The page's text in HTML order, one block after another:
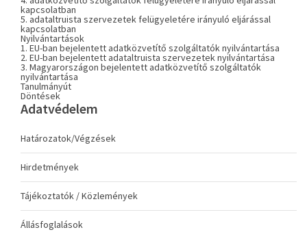
kapcsolatban
5. adataltruista szervezetek felügyeletére irányuló eljárással
kapcsolatban
Nyilvántartások
1. EU-ban bejelentett adatközvetítő szolgáltatók nyilvántartása
2. EU-ban bejelentett adataltruista szervezetek nyilvántartása
3. Magyarországon bejelentett adatközvetítő szolgáltatók
nyilvántartása
Tanulmányút
Döntések
Adatvédelem
Határozatok/Végzések
Hirdetmények
Tájékoztatók / Közlemények
Állásfoglalások